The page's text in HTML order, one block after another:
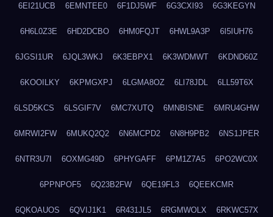
6EI21UCB 6EMNTEE0 6F1DJ5WF 6G3CXI93 6G3KEGYN
6H6L0Z3E 6HD2DCBO 6HM0FQJT 6HWL9A3P 6I5IUH76
6JGSI1UR 6JQL3WKJ 6K3EBPX1 6K3WDMWT 6KDND60Z
6KOOILKY 6KPMGXPJ 6LGMA8OZ 6LI78JDL 6LL59T6X
6LSD5KCS 6LSGIF7V 6MC7XUTQ 6MNBISNE 6MRU4GHW
6MRWI2FW 6MUKQ2Q2 6N6MCPD2 6N8H9PB2 6NS1JPER
6NTR3U7I 6OXMG49D 6PHYGAFF 6PM1Z7A5 6PO2WC0X
6PPNPOF5 6Q23B2FW 6QE19FL3 6QEEKCMR
6QKOAUOS 6QVIJ1K1 6R431JL5 6RGMWOLX 6RKWC57X